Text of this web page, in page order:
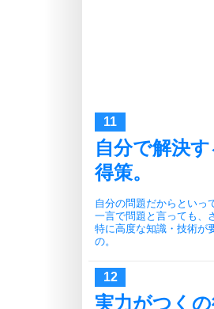
自分で解決
得策。
自分の問題だからといっ
一言で問題と言っても、
特に高度な知識・技術が
の。
実力がつく